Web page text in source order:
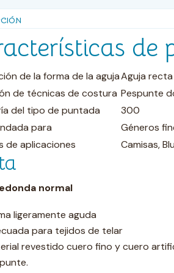
de
de la forma de la agujaAguja
de técnicas de costura Pespunte
del tipo de puntada
300
para
Géneros
de aplicaciones
Camisas,
normal
ligeramente aguda
para tejidos de telar
revestido cuero fino y cuero